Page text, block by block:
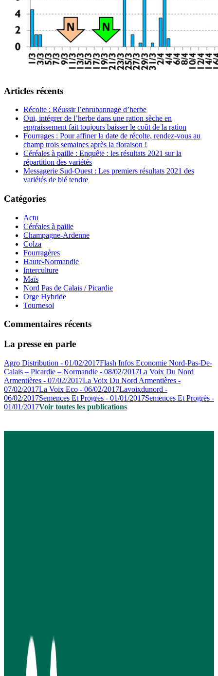
Articles récents
Récolte : Réussir l’enrubannage d’herbe
Oui, intégrer de l’herbe dans une ration sèche en
engraissement fait toujours baisser le coût de la ration
Fourrages : Pour affiner la date de récolte, rendez-vous au
champ trois semaines après la floraison !
Céréales à paille : Enquête : les résultats 2021 sur la
répartition des variétés
Messagerie Sud-Ouest : Les premiers résultats 2021 des
variétés de blé tendre
Catégories
Actu
Céréales à paille
Champagne-Ardenne
Colza
Fourragères
Haute-Normandie
Interculture
Maïs
Nord Pas de Calais / Picardie
Orge Hybride
Tournesol
Commentaires récents
La presse en parle
Agro Distribution - 01/02/2017Flash Infos Economie Nord-Pas-De-
Calais – Picardie – Normandie - 08/02/2017La Voix Du Nord
Armentières - 07/02/2017La Voix Du Nord Armentières -
07/02/2017La Voix Eco - 06/02/2017Lavoixdunord -
06/02/2017Semences Et Progrès - 01/01/2017Semences Et Progrès -
01/01/2017Voir toutes les publications